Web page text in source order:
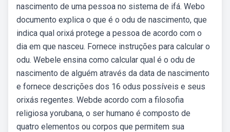
nascimento de uma pessoa no sistema de ifá. Webo
documento explica o que é o odu de nascimento, que
indica qual orixá protege a pessoa de acordo com o
dia em que nasceu. Fornece instruções para calcular o
odu. Webele ensina como calcular qual é o odu de
nascimento de alguém através da data de nascimento
e fornece descrições dos 16 odus possíveis e seus
orixás regentes. Webde acordo com a filosofia
religiosa yorubana, o ser humano é composto de
quatro elementos ou corpos que permitem sua